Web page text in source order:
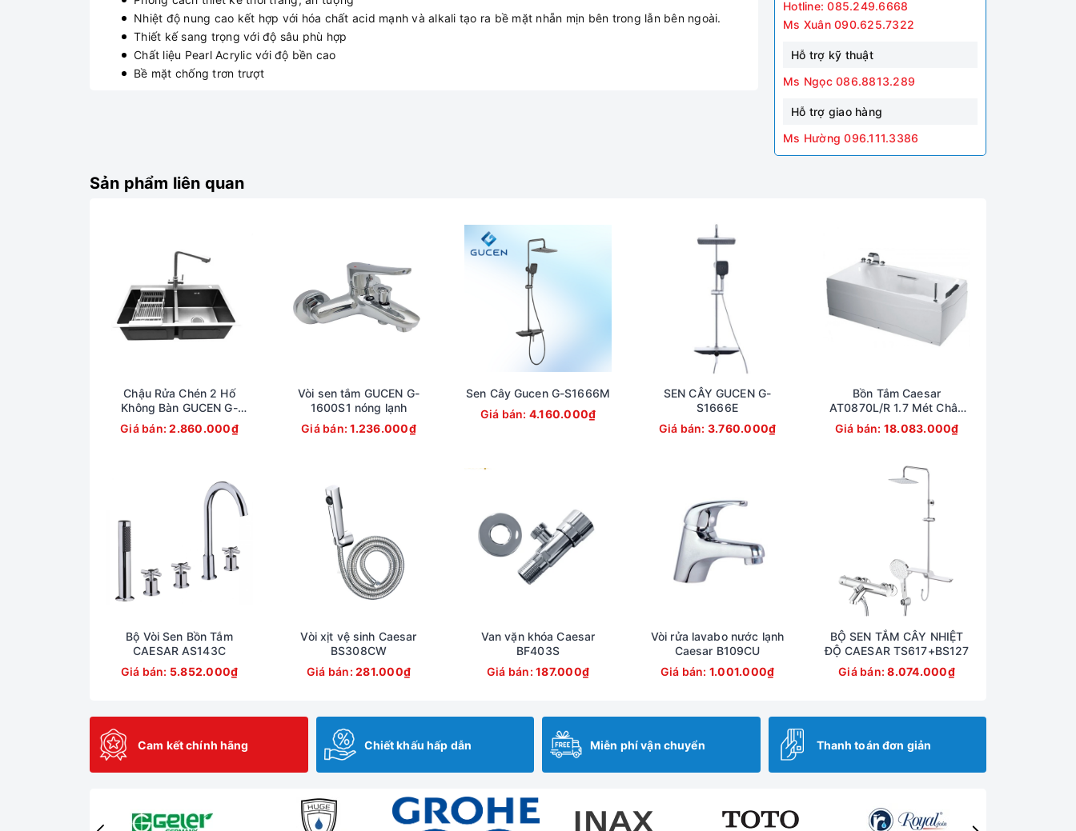
Nhiệt độ nung cao kết hợp với hóa chất acid mạnh và alkali tạo ra bề mặt nhẵn mịn bên trong lẫn bên ngoài.
Thiết kế sang trọng với độ sâu phù hợp
Chất liệu Pearl Acrylic với độ bền cao
Bề mặt chống trơn trượt
Hotline: 085.249.6668
Ms Xuân 090.625.7322
Hỗ trợ kỹ thuật
Ms Ngọc 086.8813.289
Hỗ trợ giao hàng
Ms Hường 096.111.3386
Sản phẩm liên quan
Chậu Rửa Chén 2 Hố
Không Bàn GUCEN G-
1200GB3
Giá bán:2.860.000₫
Vòi sen tắm GUCEN G-
1600S1 nóng lạnh
Giá bán:1.236.000₫
Sen Cây Gucen G-S1666M
Giá bán: 4.160.000₫
SEN CÂY GUCEN G-
S1666E
Giá bán: 3.760.000₫
Bồn Tắm Caesar
AT0870L/R 1.7 Mét Chân
Yếm
Giá bán: 18.083.000₫
Bộ Vòi Sen Bồn Tắm
CAESAR AS143C
Giá bán: 5.852.000₫
Vòi xịt vệ sinh Caesar
BS308CW
Giá bán:281.000₫
Van vặn khóa Caesar
BF403S
Giá bán:187.000₫
Vòi rửa lavabo nước lạnh
Caesar B109CU
Giá bán: 1.001.000₫
BỘ SEN TẮM CÂY NHIỆT
ĐỘ CAESAR TS617+BS127
Giá bán:8.074.000₫
Cam kết chính hãng Chiết khấu hấp dẫn Miễn phí vận chuyển Thanh toán đơn giản